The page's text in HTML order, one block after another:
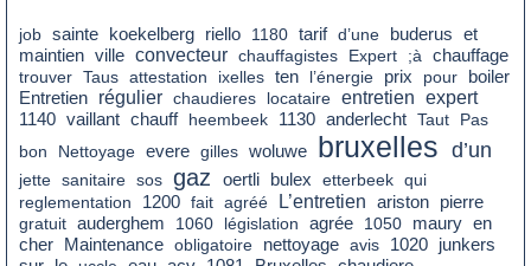
job sainte koekelberg riello 1180 tarif d’une buderus
et
maintien ville convecteur chauffagistes Expert ;à chauffage
trouver Taus attestation ixelles ten l’énergie prix pour boiler
Entretien régulier chaudieres locataire entretien expert
1140 vaillant chauff heembeek 1130 anderlecht Taut
Pas
bon
Nettoyage evere gilles woluwe bruxelles d’un
jette sanitaire sos gaz oertli bulex etterbeek qui
reglementation
1200 fait agréé L’entretien ariston
pierre
gratuit auderghem 1060 législation agrée 1050 maury en
cher
Maintenance obligatoire nettoyage avis 1020 junkers